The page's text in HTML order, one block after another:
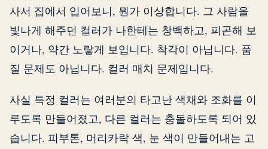
사서 집에서 입어보니, 뭔가 이상합니다. 그 사람을
빛나게 해주던 컬러가 나한테는 창백하고, 피곤해 보
이거나, 약간 노랗게 보입니다. 착각이 아닙니다. 품
질 문제도 아닙니다. 컬러 매치 문제입니다.
사실 특정 컬러는 여러분의 타고난 색채와 조화를 이
루도록 만들어졌고, 다른 컬러는 충돌하도록 되어 있
습니다. 피부톤, 머리카락 색, 눈 색이 만들어내는 고